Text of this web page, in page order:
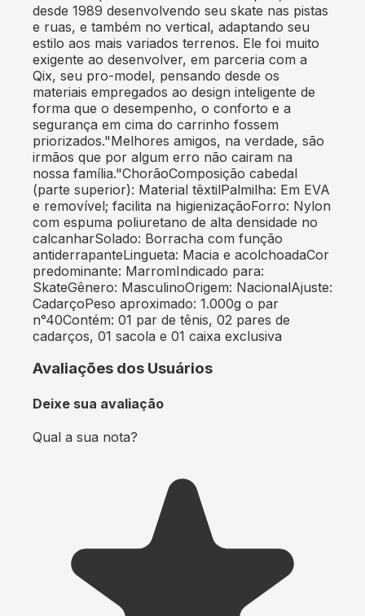
desde 1989 desenvolvendo seu skate nas pistas
e ruas, e também no vertical, adaptando seu
estilo aos mais variados terrenos. Ele foi muito
exigente ao desenvolver, em parceria com a
Qix, seu pro-model, pensando desde os
materiais empregados ao design inteligente de
forma que o desempenho, o conforto e a
segurança em cima do carrinho fossem
priorizados."Melhores amigos, na verdade, são
irmãos que por algum erro não cairam na
nossa família."ChorãoComposição cabedal
(parte superior): Material têxtilPalmilha: Em EVA
e removível; facilita na higienizaçãoForro: Nylon
com espuma poliuretano de alta densidade no
calcanharSolado: Borracha com função
antiderrapanteLingueta: Macia e acolchoadaCor
predominante: MarromIndicado para:
SkateGênero: MasculinoOrigem: NacionalAjuste:
CadarçoPeso aproximado: 1.000g o par
n°40Contém: 01 par de tênis, 02 pares de
cadarços, 01 sacola e 01 caixa exclusiva
Avaliações dos Usuários
Deixe sua avaliação
Qual a sua nota?